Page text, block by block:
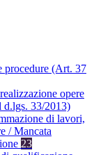
procedure (Art. 37
opere
33/2013)
di lavori,
/ Mancata
23